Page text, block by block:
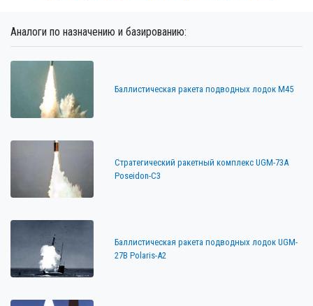
Аналоги по назначению и базированию:
Баллистическая ракета подводных лодок M45
Стратегический ракетный комплекс UGM-73A
Poseidon-C3
Баллистическая ракета подводных лодок UGM-
27B Polaris-A2